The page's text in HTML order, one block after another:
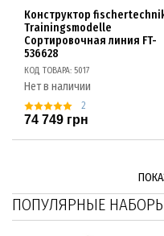
Конструктор
Trainingsmodelle
Сортировочная линия FT-
536628
КОД ТОВАРА: 5017
Нет в наличии
2
74 749 грн
ПОПУЛЯРНЫЕ